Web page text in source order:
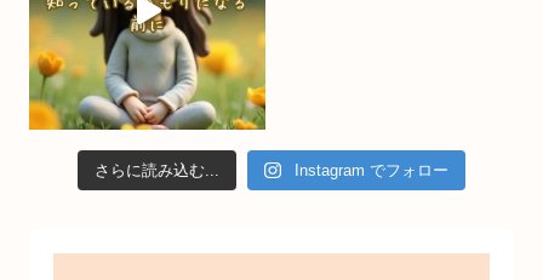
さらに読み込む... Instagram でフォロー